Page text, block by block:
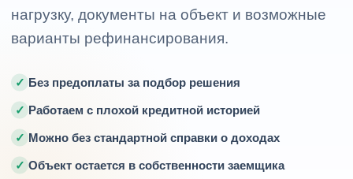
нагрузку, документы на объект и возможные
варианты рефинансирования.
✓ Без предоплаты за подбор решения
✓ Работаем с плохой кредитной историей
✓ Можно без стандартной справки о доходах
✓ Объект остается в собственности заемщика